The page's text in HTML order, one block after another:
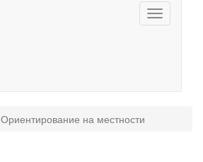
Toggle
navigation
Ориентирование на местности